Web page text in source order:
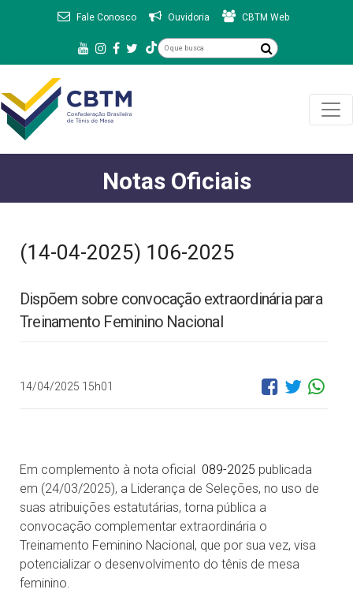
Fale Conosco Ouvidoria CBTM Web
Notas Oficiais
(14-04-2025) 106-2025
Dispõem sobre convocação extraordinária para
Treinamento Feminino Nacional
14/04/2025 15h01
Em complemento à nota oficial 089-2025 publicada
em (24/03/2025), a Liderança de Seleções, no uso de
suas atribuições estatutárias, torna pública a
convocação complementar extraordinária o
Treinamento Feminino Nacional, que por sua vez, visa
potencializar o desenvolvimento do tênis de mesa
feminino.